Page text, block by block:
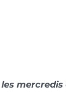
les mercredis